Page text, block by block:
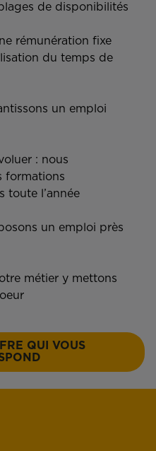
de disponibilités
rémunération fixe
du temps de
un emploi
: nous
formations
toute l’année
un emploi près
métier y mettons
QUI VOUS